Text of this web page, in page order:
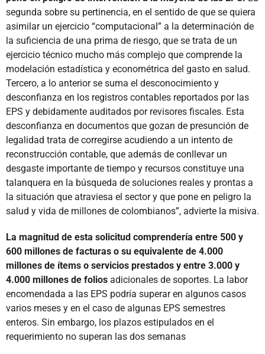
segunda sobre su pertinencia, en el sentido de que se quiera
asimilar un ejercicio “computacional” a la determinación de
la suficiencia de una prima de riesgo, que se trata de un
ejercicio técnico mucho más complejo que comprende la
modelación estadística y econométrica del gasto en salud.
Tercero, a lo anterior se suma el desconocimiento y
desconfianza en los registros contables reportados por las
EPS y debidamente auditados por revisores fiscales. Esta
desconfianza en documentos que gozan de presunción de
legalidad trata de corregirse acudiendo a un intento de
reconstrucción contable, que además de conllevar un
desgaste importante de tiempo y recursos constituye una
talanquera en la búsqueda de soluciones reales y prontas a
la situación que atraviesa el sector y que pone en peligro la
salud y vida de millones de colombianos”, advierte la misiva.
La magnitud de esta solicitud comprendería entre 500 y
600 millones de facturas o su equivalente de 4.000
millones de ítems o servicios prestados y entre 3.000 y
4.000 millones de folios adicionales de soportes. La labor
encomendada a las EPS podría superar en algunos casos
varios meses y en el caso de algunas EPS semestres
enteros. Sin embargo, los plazos estipulados en el
requerimiento no superan las dos semanas